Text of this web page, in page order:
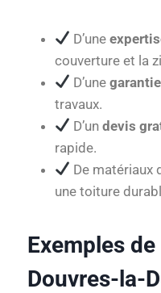
D’une
couverture et la
D’une
travaux.
D’undevis
rapide.
De matériaux
une toiture
Exemples
Douvres-la-